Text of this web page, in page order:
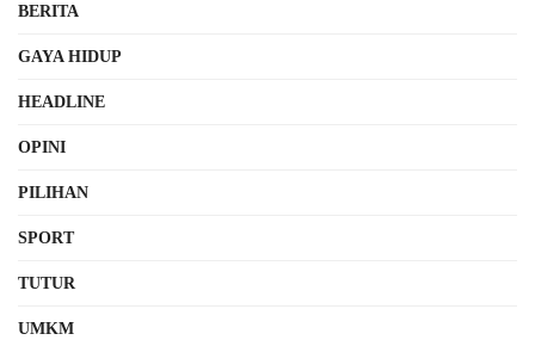
BERITA
GAYA HIDUP
HEADLINE
OPINI
PILIHAN
SPORT
TUTUR
UMKM